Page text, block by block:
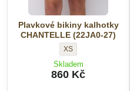
Plavkové bikiny kalhotky
CHANTELLE (22JA0-27)
Plavkové
bikiny
kalhotky
XS
Skladem
860 Kč